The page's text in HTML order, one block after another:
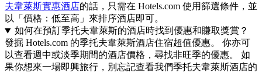
夫韋萊斯實惠酒店的話，只需在 Hotels.com 使用篩選條件，並
以「價格：低至高」來排序酒店即可。
如何在預訂季托夫韋萊斯的酒店時找到優惠和賺取獎賞？
發掘 Hotels.com 的季托夫韋萊斯酒店住宿超值優惠。 你亦可
以查看週中或淡季期間的酒店價格，尋找非旺季的優惠。 如
果你想來一場即興旅行，別忘記查看我們季托夫韋萊斯酒店的